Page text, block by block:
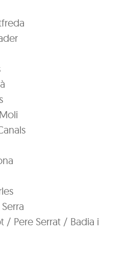
/ Pere Serrat / Badia i